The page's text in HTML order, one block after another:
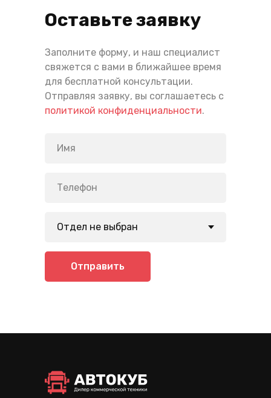
Оставьте заявку
Заполните форму, и наш специалист
свяжется с вами в ближайшее время
для бесплатной консультации.
Отправляя заявку, вы соглашаетесь с
политикой конфиденциальности.
Отправить